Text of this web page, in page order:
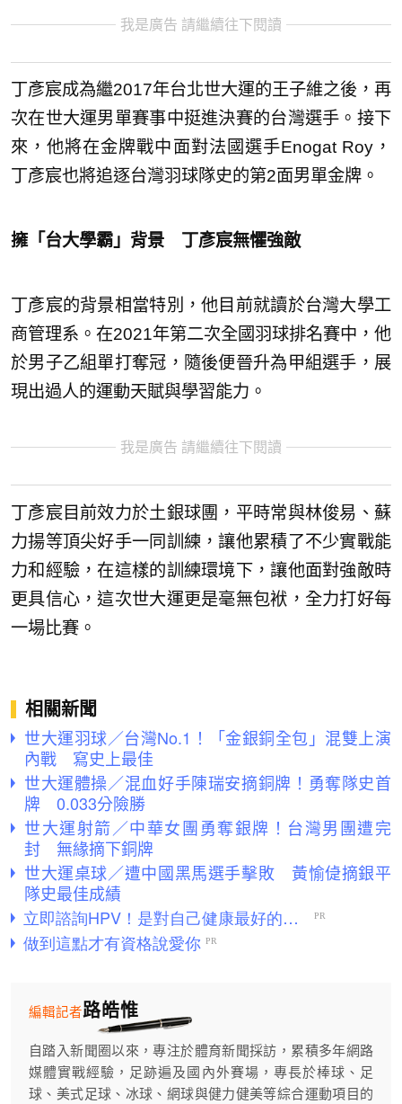
我是廣告 請繼續往下閱讀
丁彥宸成為繼2017年台北世大運的王子維之後，再
次在世大運男單賽事中挺進決賽的台灣選手。接下
來，他將在金牌戰中面對法國選手Enogat Roy，
丁彥宸也將追逐台灣羽球隊史的第2面男單金牌。
擁「台大學霸」背景 丁彥宸無懼強敵
丁彥宸的背景相當特別，他目前就讀於台灣大學工
商管理系。在2021年第二次全國羽球排名賽中，他
於男子乙組單打奪冠，隨後便晉升為甲組選手，展
現出過人的運動天賦與學習能力。
我是廣告 請繼續往下閱讀
丁彥宸目前效力於土銀球團，平時常與林俊易、蘇
力揚等頂尖好手一同訓練，讓他累積了不少實戰能
力和經驗，在這樣的訓練環境下，讓他面對強敵時
更具信心，這次世大運更是毫無包袱，全力打好每
一場比賽。
相關新聞
世大運羽球／台灣No.1！「金銀銅全包」混雙上演
內戰 寫史上最佳
世大運體操／混血好手陳瑞安摘銅牌！勇奪隊史首
牌 0.033分險勝
世大運射箭／中華女團勇奪銀牌！台灣男團遭完
封 無緣摘下銅牌
世大運桌球／遭中國黑馬選手擊敗 黃愉偼摘銀平
隊史最佳成績
路皓惟
編輯記者
自踏入新聞圈以來，專注於體育新聞採訪，累積多年網路
媒體實戰經驗，足跡遍及國內外賽場，專長於棒球、足
球、美式足球、冰球、網球與健力健美等綜合運動項目的